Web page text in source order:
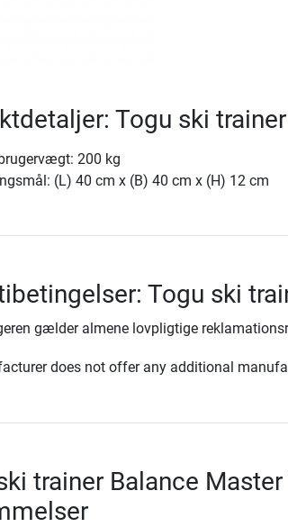
Togu ski
200 kg
(L) 40 cm x (B) 40 cm x (H) 12 cm
Togu ski
gælder almene lovpligtige
does not offer any additional
trainer Balance Master